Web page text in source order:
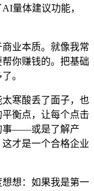
量体建议功能，
业本质。就像我常
你赚钱的。把基础
。
寒酸丢了面子，也
衡点，让每个点击
事——或是了解产
才是一个合格企业
想：如果我是第一